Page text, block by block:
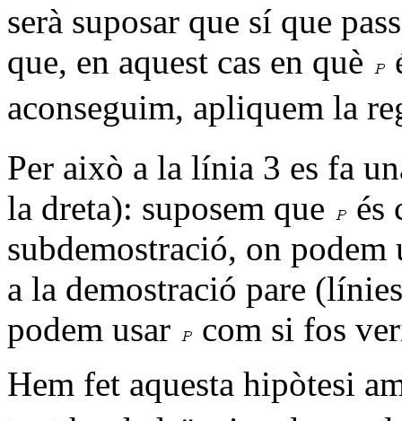
serà suposar que sí que
que, en aquest cas en què
aconseguim, apliquem la
Per això a la línia 3 es fa
la dreta): suposem que
és
subdemostració, on podem
a la demostració pare
podem usar
com si fos
Hem fet aquesta hipòtesi